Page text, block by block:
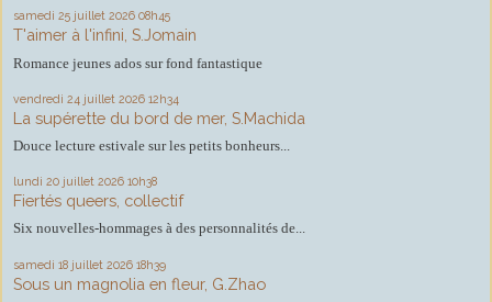
samedi 25 juillet 2026 08h45
T'aimer à l'infini, S.Jomain
Romance jeunes ados sur fond fantastique
vendredi 24 juillet 2026 12h34
La supérette du bord de mer, S.Machida
Douce lecture estivale sur les petits bonheurs...
lundi 20 juillet 2026 10h38
Fiertés queers, collectif
Six nouvelles-hommages à des personnalités de...
samedi 18 juillet 2026 18h39
Sous un magnolia en fleur, G.Zhao